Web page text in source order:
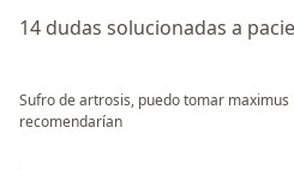
14 dudas solucionadas a
Sufro de artrosis, puedo tomar maximus
recomendarían